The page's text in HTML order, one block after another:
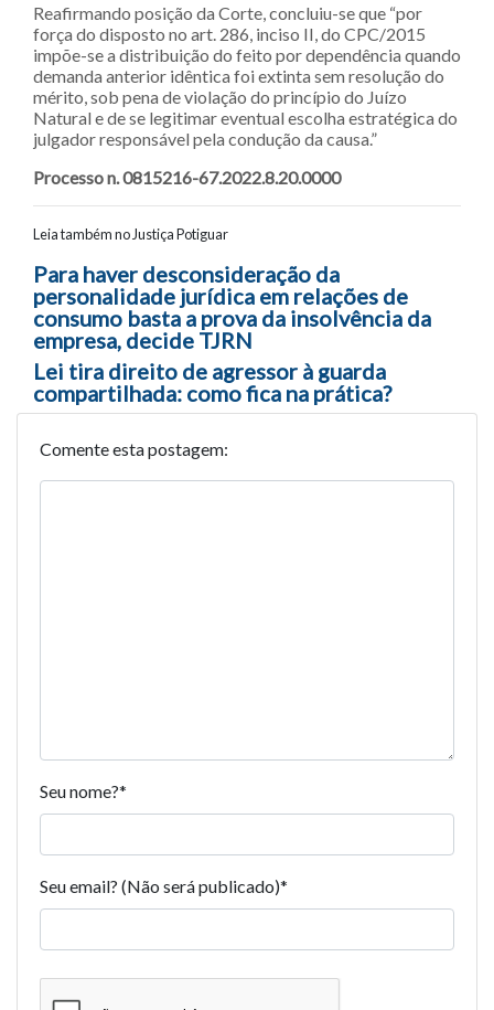
Reafirmando posição da Corte, concluiu-se que “por
força do disposto no art. 286, inciso II, do CPC/2015
impõe-se a distribuição do feito por dependência quando
demanda anterior idêntica foi extinta sem resolução do
mérito, sob pena de violação do princípio do Juízo
Natural e de se legitimar eventual escolha estratégica do
julgador responsável pela condução da causa.”
Processo n. 0815216-67.2022.8.20.0000
Leia também no Justiça Potiguar
Navegação entre posts
Para haver desconsideração da
personalidade jurídica em relações de
consumo basta a prova da insolvência da
empresa, decide TJRN
Lei tira direito de agressor à guarda
compartilhada: como fica na prática?
Comente esta postagem:
Seu nome?*
Seu email? (Não será publicado)*